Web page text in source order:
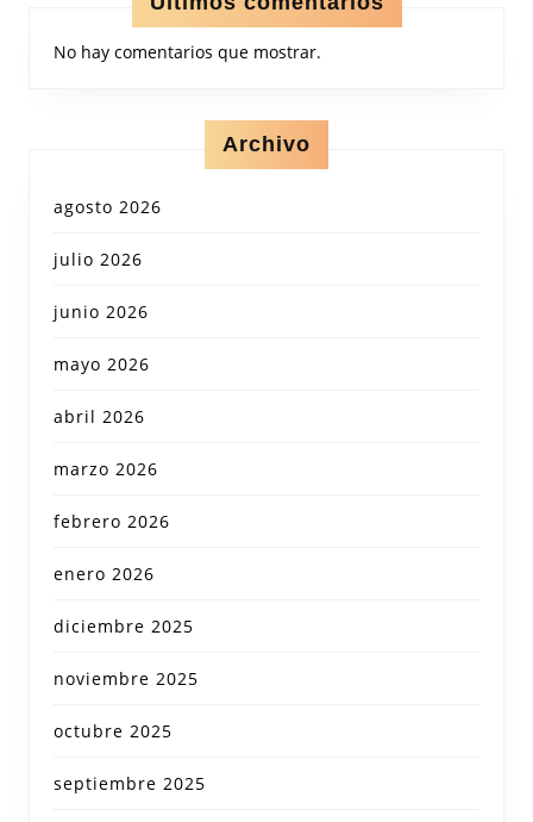
No hay comentarios que mostrar.
Archivo
agosto 2026
julio 2026
junio 2026
mayo 2026
abril 2026
marzo 2026
febrero 2026
enero 2026
diciembre 2025
noviembre 2025
octubre 2025
septiembre 2025